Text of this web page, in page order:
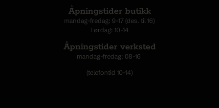
Åpningstider butikk
mandag-fredag: 9-17 (des. til 16)
Lørdag: 10-14
Åpningstider verksted
mandag-fredag: 08-16
(telefontid 10-14)